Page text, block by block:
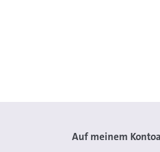
Auf meinem